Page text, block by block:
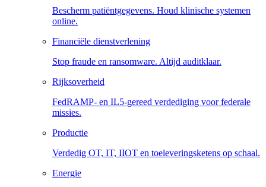
Bescherm patiëntgegevens. Houd klinische systemen
online.
Financiële dienstverlening
Stop fraude en ransomware. Altijd auditklaar.
Rijksoverheid
FedRAMP- en IL5-gereed verdediging voor federale
missies.
Productie
Verdedig OT, IT, IIOT en toeleveringsketens op schaal.
Energie